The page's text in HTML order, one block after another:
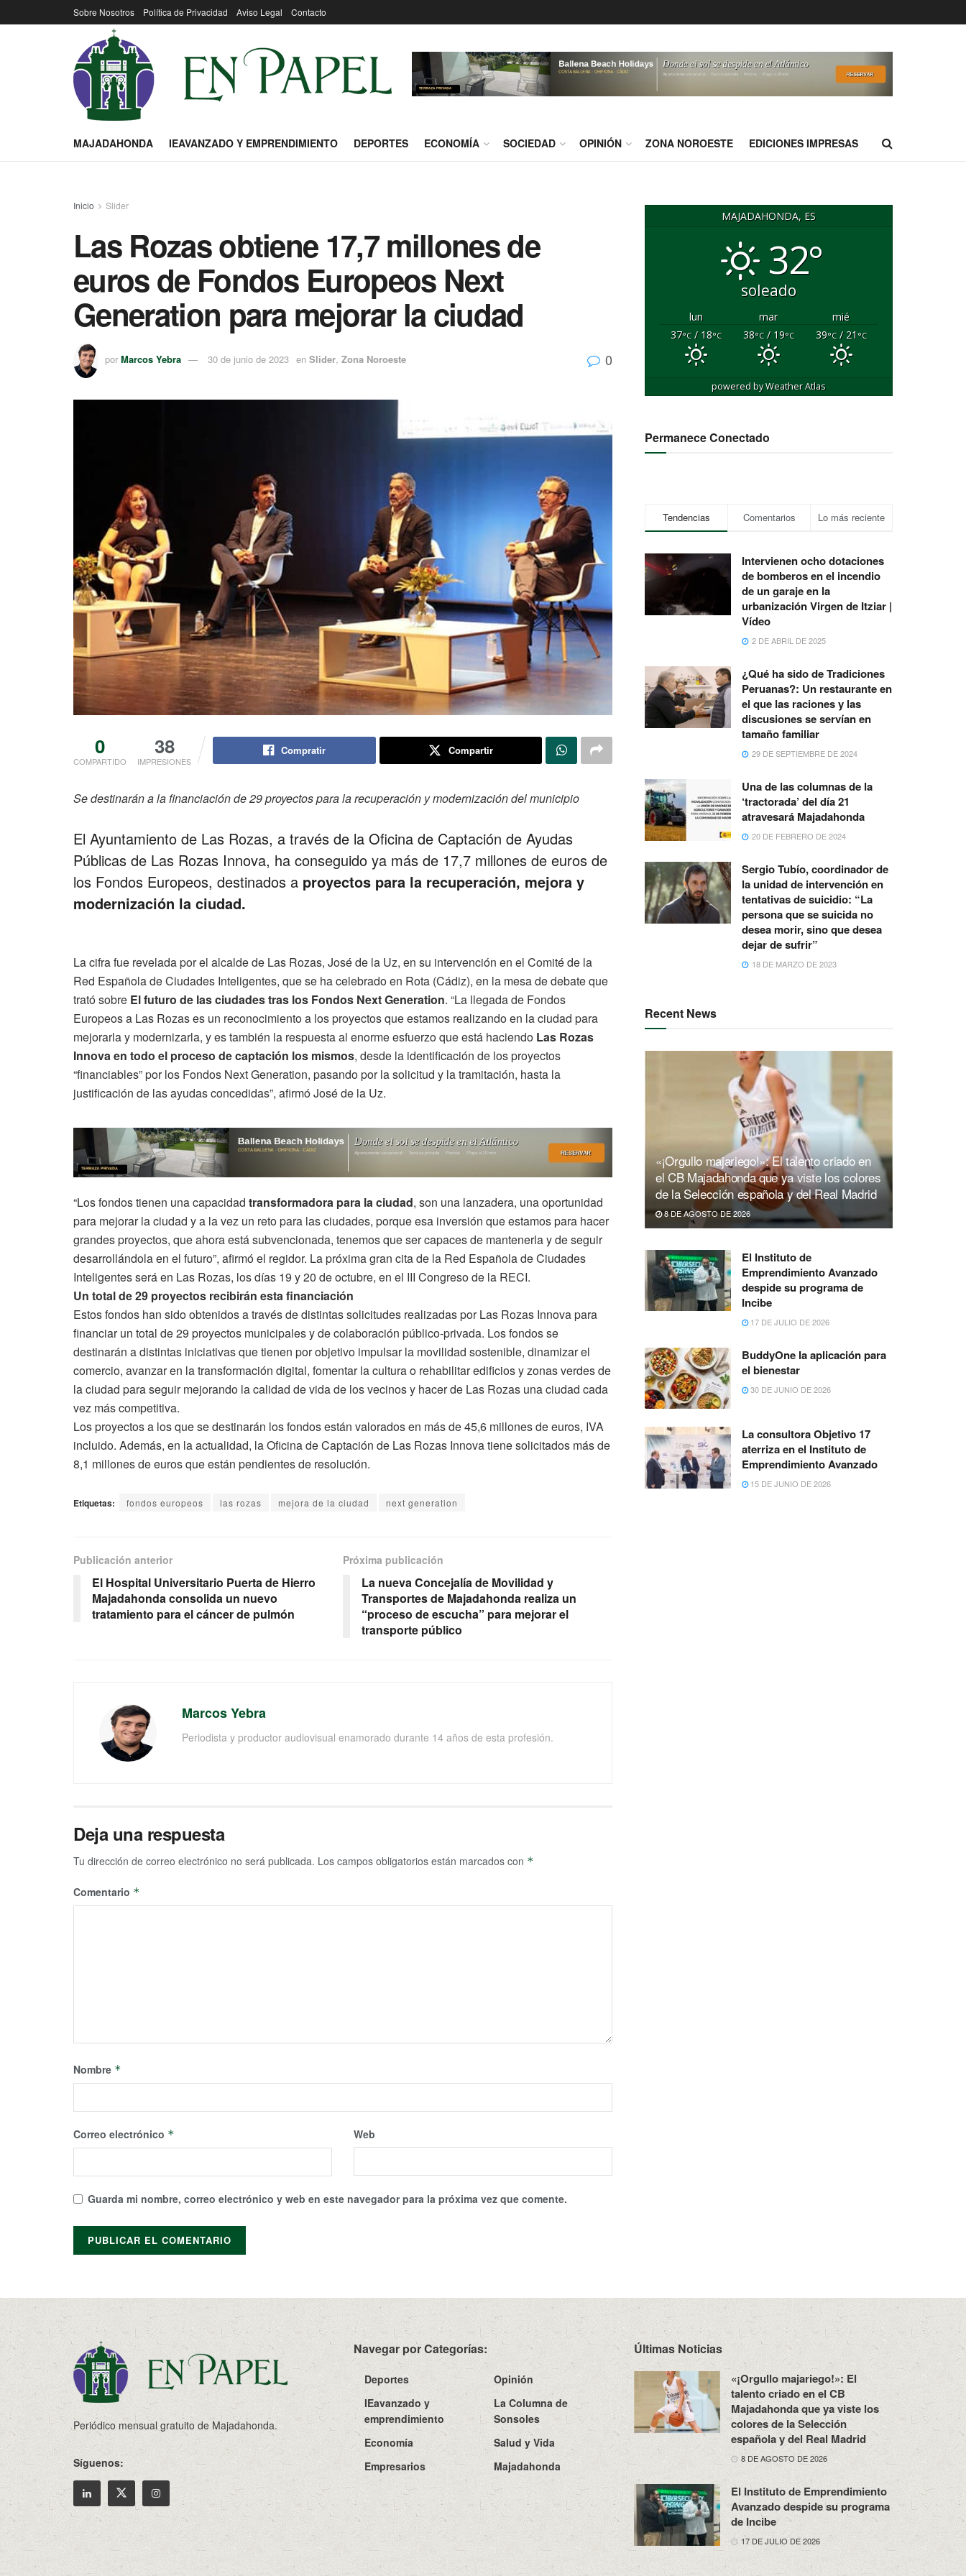
Sobre Nosotros Política de Privacidad Aviso Legal Contacto
MAJADAHONDA IEAVANZADO Y EMPRENDIMIENTO DEPORTES ECONOMÍA SOCIEDAD OPINIÓN ZONA NOROESTE EDICIONES IMPRESAS
Inicio Slider
Las Rozas obtiene 17,7 millones de
euros de Fondos Europeos Next
Generation para mejorar la ciudad
por Marcos Yebra 30 de junio de 2023 en Slider, Zona Noroeste 0
0
COMPARTIDO
38
IMPRESIONES
Compratir Compartir
Se destinarán a la financiación de 29 proyectos para la recuperación y modernización del municipio
El Ayuntamiento de Las Rozas, a través de la Oficina de Captación de Ayudas
Públicas de Las Rozas Innova, ha conseguido ya más de 17,7 millones de euros de
los Fondos Europeos, destinados a proyectos para la recuperación, mejora y
modernización la ciudad.
La cifra fue revelada por el alcalde de Las Rozas, José de la Uz, en su intervención en el Comité de la
Red Española de Ciudades Inteligentes, que se ha celebrado en Rota (Cádiz), en la mesa de debate que
trató sobre El futuro de las ciudades tras los Fondos Next Generation. “La llegada de Fondos
Europeos a Las Rozas es un reconocimiento a los proyectos que estamos realizando en la ciudad para
mejorarla y modernizarla, y es también la respuesta al enorme esfuerzo que está haciendo Las Rozas
Innova en todo el proceso de captación los mismos, desde la identificación de los proyectos
“financiables” por los Fondos Next Generation, pasando por la solicitud y la tramitación, hasta la
justificación de las ayudas concedidas”, afirmó José de la Uz.
“Los fondos tienen una capacidad transformadora para la ciudad, son una lanzadera, una oportunidad
para mejorar la ciudad y a la vez un reto para las ciudades, porque esa inversión que estamos para hacer
grandes proyectos, que ahora está subvencionada, tenemos que ser capaces de mantenerla y de seguir
desarrollándola en el futuro”, afirmó el regidor. La próxima gran cita de la Red Española de Ciudades
Inteligentes será en Las Rozas, los días 19 y 20 de octubre, en el III Congreso de la RECI.
Un total de 29 proyectos recibirán esta financiación
Estos fondos han sido obtenidos a través de distintas solicitudes realizadas por Las Rozas Innova para
financiar un total de 29 proyectos municipales y de colaboración público-privada. Los fondos se
destinarán a distintas iniciativas que tienen por objetivo impulsar la movilidad sostenible, dinamizar el
comercio, avanzar en la transformación digital, fomentar la cultura o rehabilitar edificios y zonas verdes de
la ciudad para seguir mejorando la calidad de vida de los vecinos y hacer de Las Rozas una ciudad cada
vez más competitiva.
Los proyectos a los que se destinarán los fondos están valorados en más de 45,6 millones de euros, IVA
incluido. Además, en la actualidad, la Oficina de Captación de Las Rozas Innova tiene solicitados más de
8,1 millones de euros que están pendientes de resolución.
Etiquetas: fondos europeos las rozas mejora de la ciudad next generation
Publicación anterior
El Hospital Universitario Puerta de Hierro
Majadahonda consolida un nuevo
tratamiento para el cáncer de pulmón
Próxima publicación
La nueva Concejalía de Movilidad y
Transportes de Majadahonda realiza un
“proceso de escucha” para mejorar el
transporte público
Marcos Yebra
Periodista y productor audiovisual enamorado durante 14 años de esta profesión.
Deja una respuesta
Tu dirección de correo electrónico no será publicada. Los campos obligatorios están marcados con *
Comentario *
Nombre *
Correo electrónico * Web
Guarda mi nombre, correo electrónico y web en este navegador para la próxima vez que comente.
MAJADAHONDA, ES
32°
soleado
lun mar
mié
37°C/ 18°C 38°C/ 19°C 39°C/ 21 °C
powered byWeather Atlas
Permanece Conectado
Tendencias Comentarios Lo más reciente
Intervienen ocho dotaciones
de bomberos en el incendio
de un garaje en la
urbanización Virgen de Itziar |
Vídeo
2 DE ABRIL DE 2025
¿Qué ha sido de Tradiciones
Peruanas?: Un restaurante en
el que las raciones y las
discusiones se servían en
tamaño familiar
29 DE SEPTIEMBRE DE 2024
Una de las columnas de la
‘tractorada’ del día 21
atravesará Majadahonda
20 DE FEBRERO DE 2024
Sergio Tubío, coordinador de
la unidad de intervención en
tentativas de suicidio: “La
persona que se suicida no
desea morir, sino que desea
dejar de sufrir”
18 DE MARZO DE 2023
Recent News
«¡Orgullo majariego!»: El talento criado en
el CB Majadahonda que ya viste los colores
de la Selección española y del Real Madrid
8 DE AGOSTO DE 2026
El Instituto de
Emprendimiento Avanzado
despide su programa de
Incibe
17 DE JULIO DE 2026
BuddyOne la aplicación para
el bienestar
30 DE JUNIO DE 2026
La consultora Objetivo 17
aterriza en el Instituto de
Emprendimiento Avanzado
15 DE JUNIO DE 2026
Periódico mensual gratuito de Majadahonda.
Síguenos:
Navegar por Categorías:
Deportes
Opinión
IEavanzado y
emprendimiento
La Columna de
Sonsoles
Economía
Salud y Vida
Empresarios
Majadahonda
Últimas Noticias
«¡Orgullo majariego!»: El
talento criado en el CB
Majadahonda que ya viste los
colores de la Selección
española y del Real Madrid
8 DE AGOSTO DE 2026
El Instituto de Emprendimiento
Avanzado despide su programa
de Incibe
17 DE JULIO DE 2026